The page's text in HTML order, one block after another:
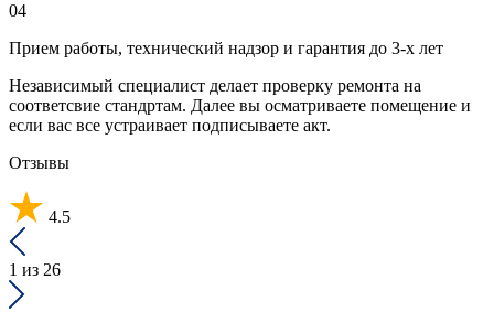
04
Прием работы, технический надзор и гарантия до 3-х лет
Независимый специалист делает проверку ремонта на
соответсвие стандртам. Далее вы осматриваете помещение и
если вас все устраивает подписываете акт.
Отзывы
4.5
1 из 26